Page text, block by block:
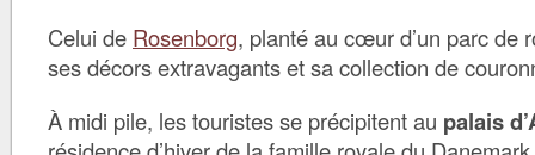
Celui de Rosenborg, planté au cœur d’un parc de
ses décors extravagants et sa collection de
À midi pile, les touristes se précipitent au palais